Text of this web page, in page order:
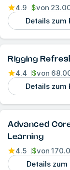
4.9 $von
Details zum
Rigging
4.4 $von
Details zum
Advanced
Learning
4.5 $von
Details zum